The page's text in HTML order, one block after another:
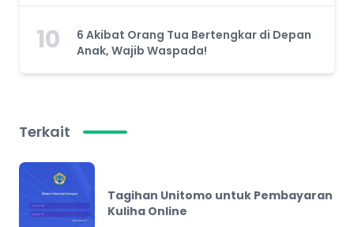
10
6 Akibat Orang Tua Bertengkar di Depan
Anak, Wajib Waspada!
Terkait
Tagihan Unitomo untuk Pembayaran
Kuliha Online